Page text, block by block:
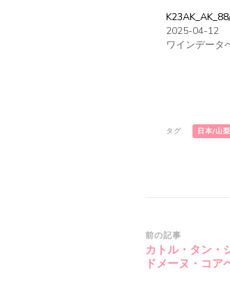
2025-04-12
ワインデータ
タグ: 日本/山梨
投
稿
前の記事
カトル・タン・
ドメーヌ・コア